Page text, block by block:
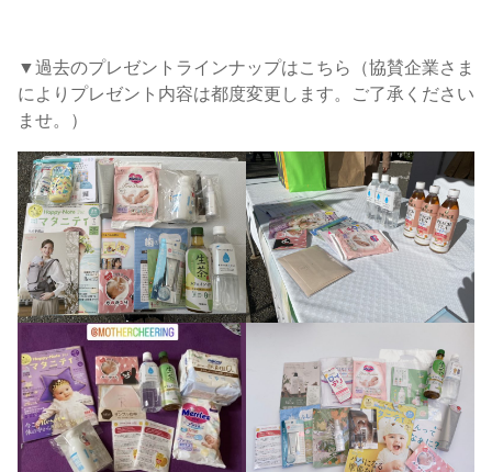
▼過去のプレゼントラインナップはこちら（協賛企業さま
によりプレゼント内容は都度変更します。ご了承ください
ませ。）